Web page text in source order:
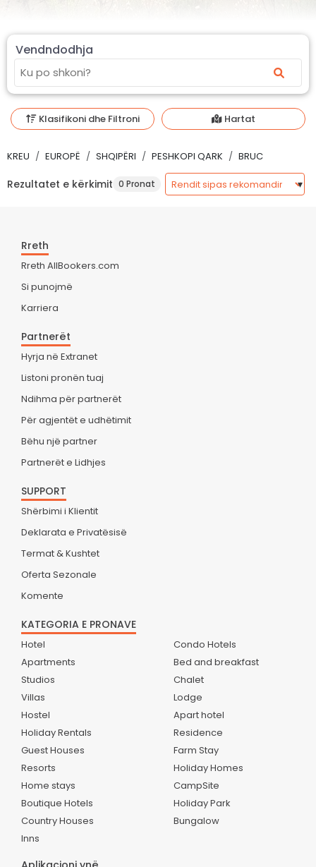
Vendndodhja
Klasifikoni dhe Filtroni Hartat
KREU EUROPË SHQIPËRI PESHKOPI QARK BRUC
Rezultatet e kërkimit 0 Pronat
Rreth
Rreth AllBookers.com
Si punojmë
Karriera
Partnerët
Hyrja në Extranet
Listoni pronën tuaj
Ndihma për partnerët
Për agjentët e udhëtimit
Bëhu një partner
Partnerët e Lidhjes
SUPPORT
Shërbimi i Klientit
Deklarata e Privatësisë
Termat & Kushtet
Oferta Sezonale
Komente
KATEGORIA E PRONAVE
Hotel
Apartments
Studios
Villas
Hostel
Holiday Rentals
Guest Houses
Resorts
Home stays
Boutique Hotels
Country Houses
Inns
Condo Hotels
Bed and breakfast
Chalet
Lodge
Apart hotel
Residence
Farm Stay
Holiday Homes
CampSite
Holiday Park
Bungalow